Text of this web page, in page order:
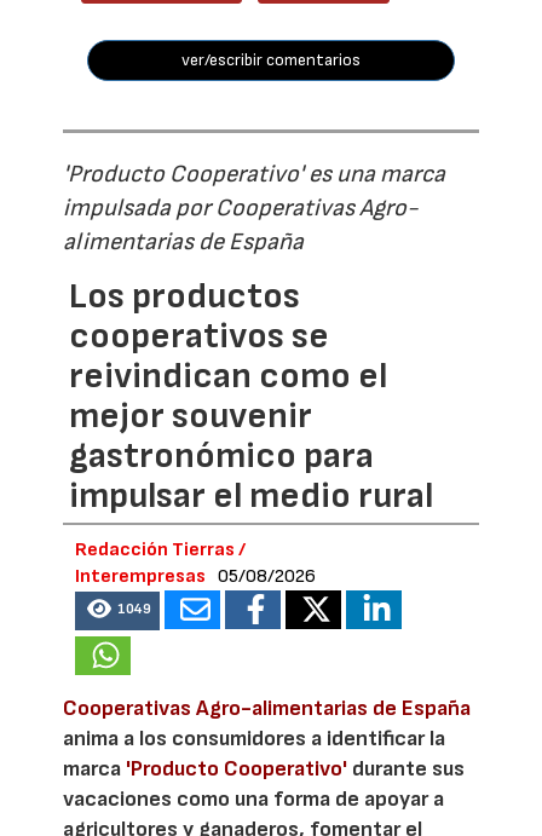
ver/escribir comentarios
'Producto Cooperativo' es una marca
impulsada por Cooperativas Agro-
alimentarias de España
Los productos
cooperativos se
reivindican como el
mejor souvenir
gastronómico para
impulsar el medio rural
Redacción Tierras /
Interempresas
05/08/2026
1049
Cooperativas Agro-alimentarias de España
anima a los consumidores a identificar la
marca 'Producto Cooperativo' durante sus
vacaciones como una forma de apoyar a
agricultores y ganaderos, fomentar el